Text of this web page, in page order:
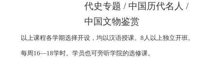
代史专题 / 中国历代名人 /
中国文物鉴赏
以上课程各学期选择开设，均以汉语授课。 8 人以上独立开班。
每周 16—18学时。学员也可旁听学院的选修课。